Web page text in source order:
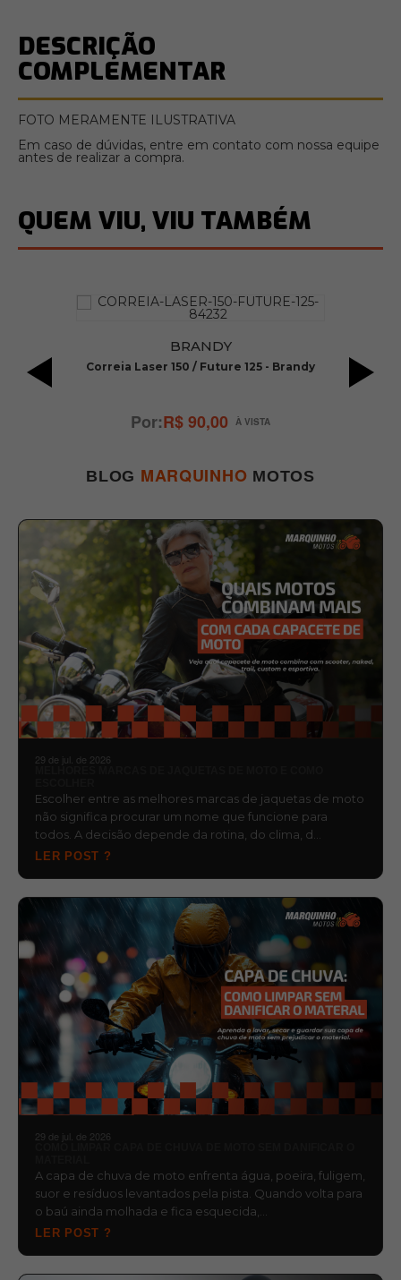
DESCRIÇÃO
COMPLEMENTAR
FOTO MERAMENTE ILUSTRATIVA
Em caso de dúvidas, entre em contato com nossa equipe
antes de realizar a compra.
QUEM VIU, VIU TAMBÉM
BRANDY
Correia Laser 150 / Future 125 - Brandy
R$ 90,00
BLOG MARQUINHO MOTOS
29 de jul. de 2026
Escolher entre as melhores marcas de jaquetas de moto
não significa procurar um nome que funcione para
todos. A decisão depende da rotina, do clima, d…
LER POST ?
29 de jul. de 2026
A capa de chuva de moto enfrenta água, poeira, fuligem,
suor e resíduos levantados pela pista. Quando volta para
o baú ainda molhada e fica esquecida,…
LER POST ?